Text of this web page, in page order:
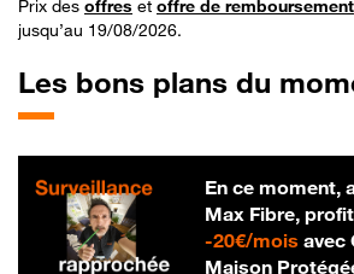
Prix des offres et offre de remboursement
jusqu’au 19/08/2026.
Les bons plans du
En ce moment,
Max Fibre,
-20€/mois20 €
avec
Maison